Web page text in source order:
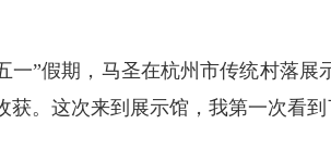
一”假期，马圣在杭州市传统村落
获。这次来到展示馆，我第一次看